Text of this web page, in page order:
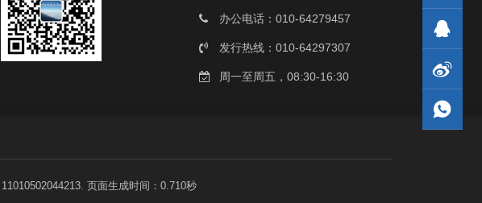
办公电话：010-64279457
发行热线：010-64297307
周一至周五，08:30-16:30
11010502044213. 页面生成时间：0.710秒